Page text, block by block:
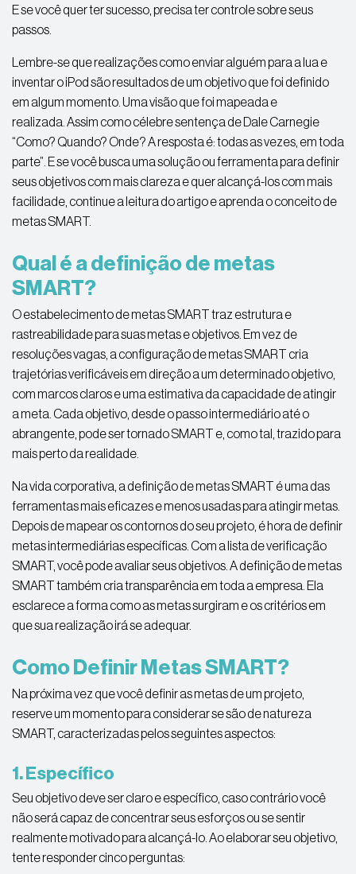
E se você quer ter sucesso, precisa ter controle sobre seus
passos.
Lembre-se que realizações como enviar alguém para a lua e
inventar o iPod são resultados de um objetivo que foi definido
em algum momento. Uma visão que foi mapeada e
realizada. Assim como célebre sentença de Dale Carnegie
“Como? Quando? Onde? A resposta é: todas as vezes, em toda
parte”. E se você busca uma solução ou ferramenta para definir
seus objetivos com mais clareza e quer alcançá-los com mais
facilidade, continue a leitura do artigo e aprenda o conceito de
metas SMART.
Qual é a definição de metas
SMART?
O estabelecimento de metas SMART traz estrutura e
rastreabilidade para suas metas e objetivos. Em vez de
resoluções vagas, a configuração de metas SMART cria
trajetórias verificáveis ​​em direção a um determinado objetivo,
com marcos claros e uma estimativa da capacidade de atingir
a meta. Cada objetivo, desde o passo intermediário até o
abrangente, pode ser tornado SMART e, como tal, trazido para
mais perto da realidade.
Na vida corporativa, a definição de metas SMART é uma das
ferramentas mais eficazes e menos usadas para atingir metas.
Depois de mapear os contornos do seu projeto, é hora de definir
metas intermediárias específicas. Com a lista de verificação
SMART, você pode avaliar seus objetivos. A definição de metas
SMART também cria transparência em toda a empresa. Ela
esclarece a forma como as metas surgiram e os critérios em
que sua realização irá se adequar.
Como Definir Metas SMART?
Na próxima vez que você definir as metas de um projeto,
reserve um momento para considerar se são de natureza
SMART, caracterizadas pelos seguintes aspectos:
1. Específico
Seu objetivo deve ser claro e específico, caso contrário você
não será capaz de concentrar seus esforços ou se sentir
realmente motivado para alcançá-lo. Ao elaborar seu objetivo,
tente responder cinco perguntas: